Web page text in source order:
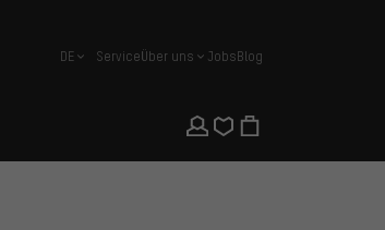
Deutsch
DE ServiceÜber uns JobsBlog